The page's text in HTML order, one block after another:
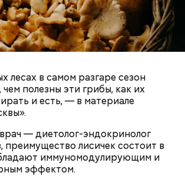
лесах в самом разгаре сезон
чем полезны эти грибы, как их
и есть, — в материале
— диетолог-эндокринолог
преимущество лисичек состоит в
иммуномодулирующим и
эффектом.
молнией важно не
Бычков: